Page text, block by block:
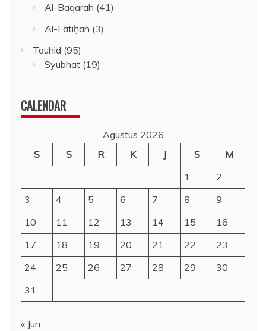
Al-Baqarah (41)
Al-Fātiḥah (3)
Tauhid (95)
Syubhat (19)
CALENDAR
Agustus 2026
S
S R K J S
M
1
2
3
4 5 6 7 8
9
10
11 12 13 14 15
16
17
18 19 20 21 22
23
24
25 26 27 28 29
30
31
« Jun